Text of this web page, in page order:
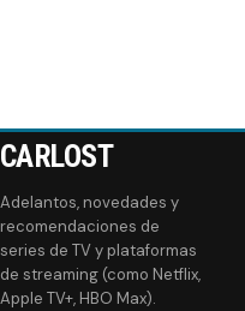
CARLOST
Adelantos, novedades y
recomendaciones de
series de TV y plataformas
de streaming (como Netflix,
Apple TV+, HBO Max).